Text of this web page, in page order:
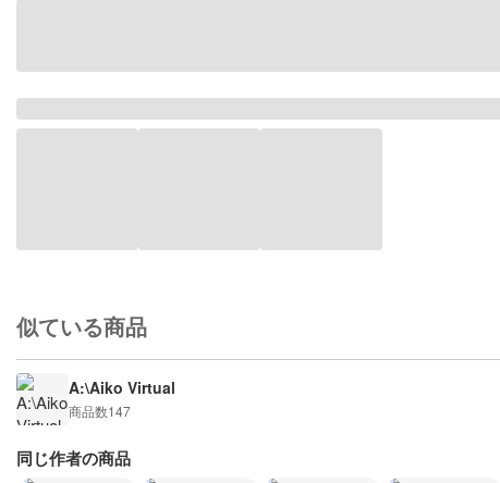
似ている商品
A:\Aiko Virtual
商品数147
同じ作者の商品